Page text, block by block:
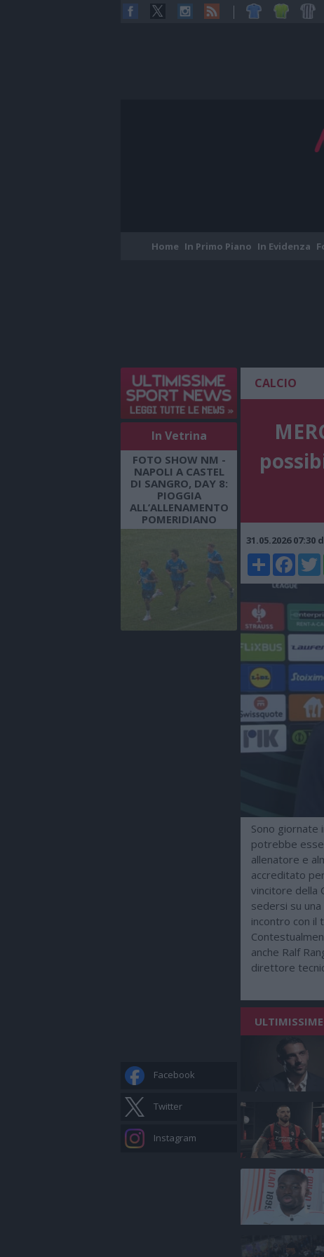
Home In Primo Piano In Evidenza
In Vetrina
FOTO SHOW NM -
NAPOLI A CASTEL
DI SANGRO, DAY 8:
PIOGGIA
ALL’ALLENAMENTO
POMERIDIANO
Facebook
Twitter
Instagram
CALCIO
31.05.2026 07:30
ShareFacebook
Sono giornate
potrebbe
allenatore e
accreditato
vincitore della
sedersi su
incontro con il
anche Ralf
direttore